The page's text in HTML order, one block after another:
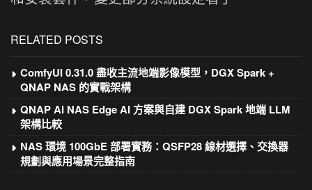
RELATED POSTS
ComfyUI 0.31.0 盡收主流地端影像模型，DGX Spark +
QNAP NAS 的實戰架構
QNAP AI NAS Edge AI 方案與自建 DGX Spark 地端 LLM
架構比較
NAS 環境 100GbE 部署實務：QSFP28 線材選擇、交換器
規劃與應用場景完整指南